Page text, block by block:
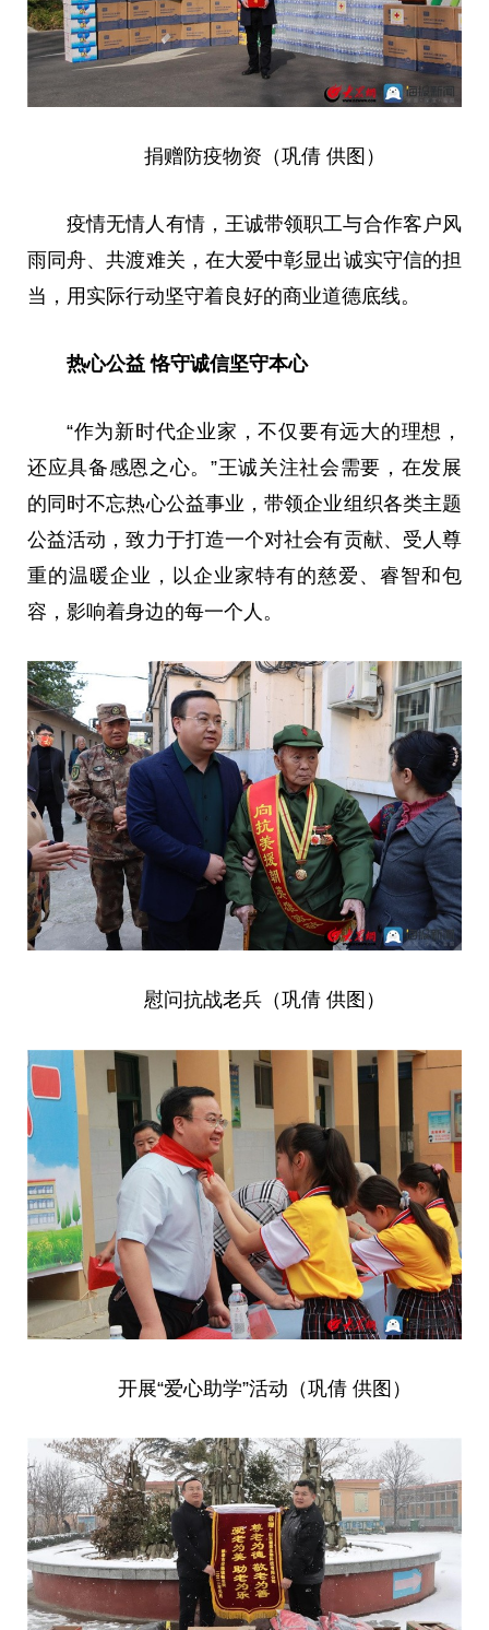
捐赠防疫物资（巩倩 供图）
疫情无情人有情，王诚带领职工与合作客户风
雨同舟、共渡难关，在大爱中彰显出诚实守信的担
当，用实际行动坚守着良好的商业道德底线。
热心公益 恪守诚信坚守本心
“作为新时代企业家，不仅要有远大的理想，
还应具备感恩之心。”王诚关注社会需要，在发展
的同时不忘热心公益事业，带领企业组织各类主题
公益活动，致力于打造一个对社会有贡献、受人尊
重的温暖企业，以企业家特有的慈爱、睿智和包
容，影响着身边的每一个人。
慰问抗战老兵（巩倩 供图）
开展“爱心助学”活动（巩倩 供图）